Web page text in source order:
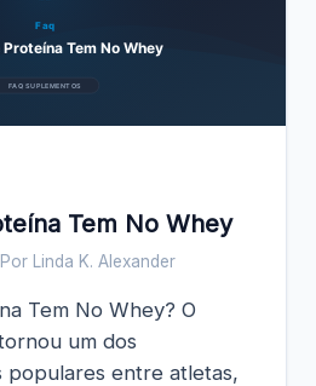
Faq
Proteína Tem No Whey
FAQ SUPLEMENTOS
Tem No Whey
Por Linda K. Alexander
Tem No Whey? O
um dos
populares entre atletas,